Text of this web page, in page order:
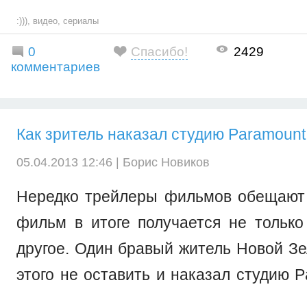
:))), видео, сериалы
0
комментариев
Спасибо! 2429
Как зритель наказал студию Paramount
05.04.2013 12:46 | Борис Новиков
Нередко трейлеры фильмов
фильм в итоге получается не
другое. Один бравый житель Новой
этого не оставить и наказал студию